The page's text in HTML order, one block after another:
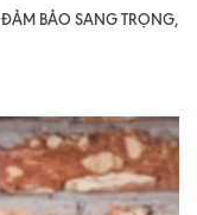
BẢO SANG TRỌNG,